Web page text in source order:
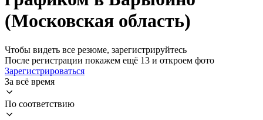
(Московская область)
Чтобы видеть все резюме, зарегистрируйтесь
После регистрации покажем ещё 13 и откроем фото
Зарегистрироваться
За всё время
По соответствию